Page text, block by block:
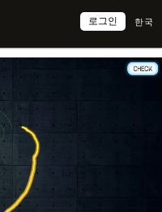
한국
로그인